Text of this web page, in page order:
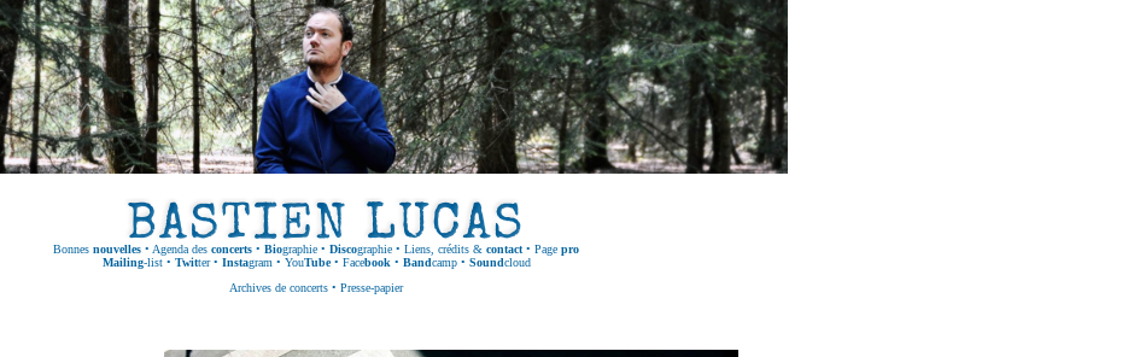
Bonnes nouvelles • Agenda des concerts • Biographie • Discographie • Liens, crédits & contact • Page pro
Mailing-list• Twitter• Instagram • YouTube• Facebook • Bandcamp• Soundcloud
Archives de concerts • Presse-papier